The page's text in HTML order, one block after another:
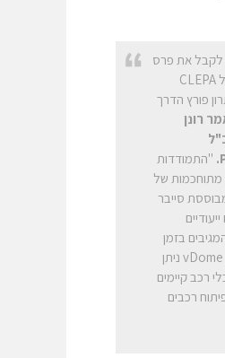
לקבל את פרס
החדשנות של CLEPA
פורץ הדרך
רונן
"התמודדות
מתוחכמות של
סייבר
בזמן
אמת. פתרון vDome ניתן
רכב קיימים
רכבים